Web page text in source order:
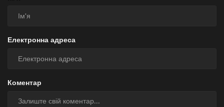
Електронна адреса
Коментар